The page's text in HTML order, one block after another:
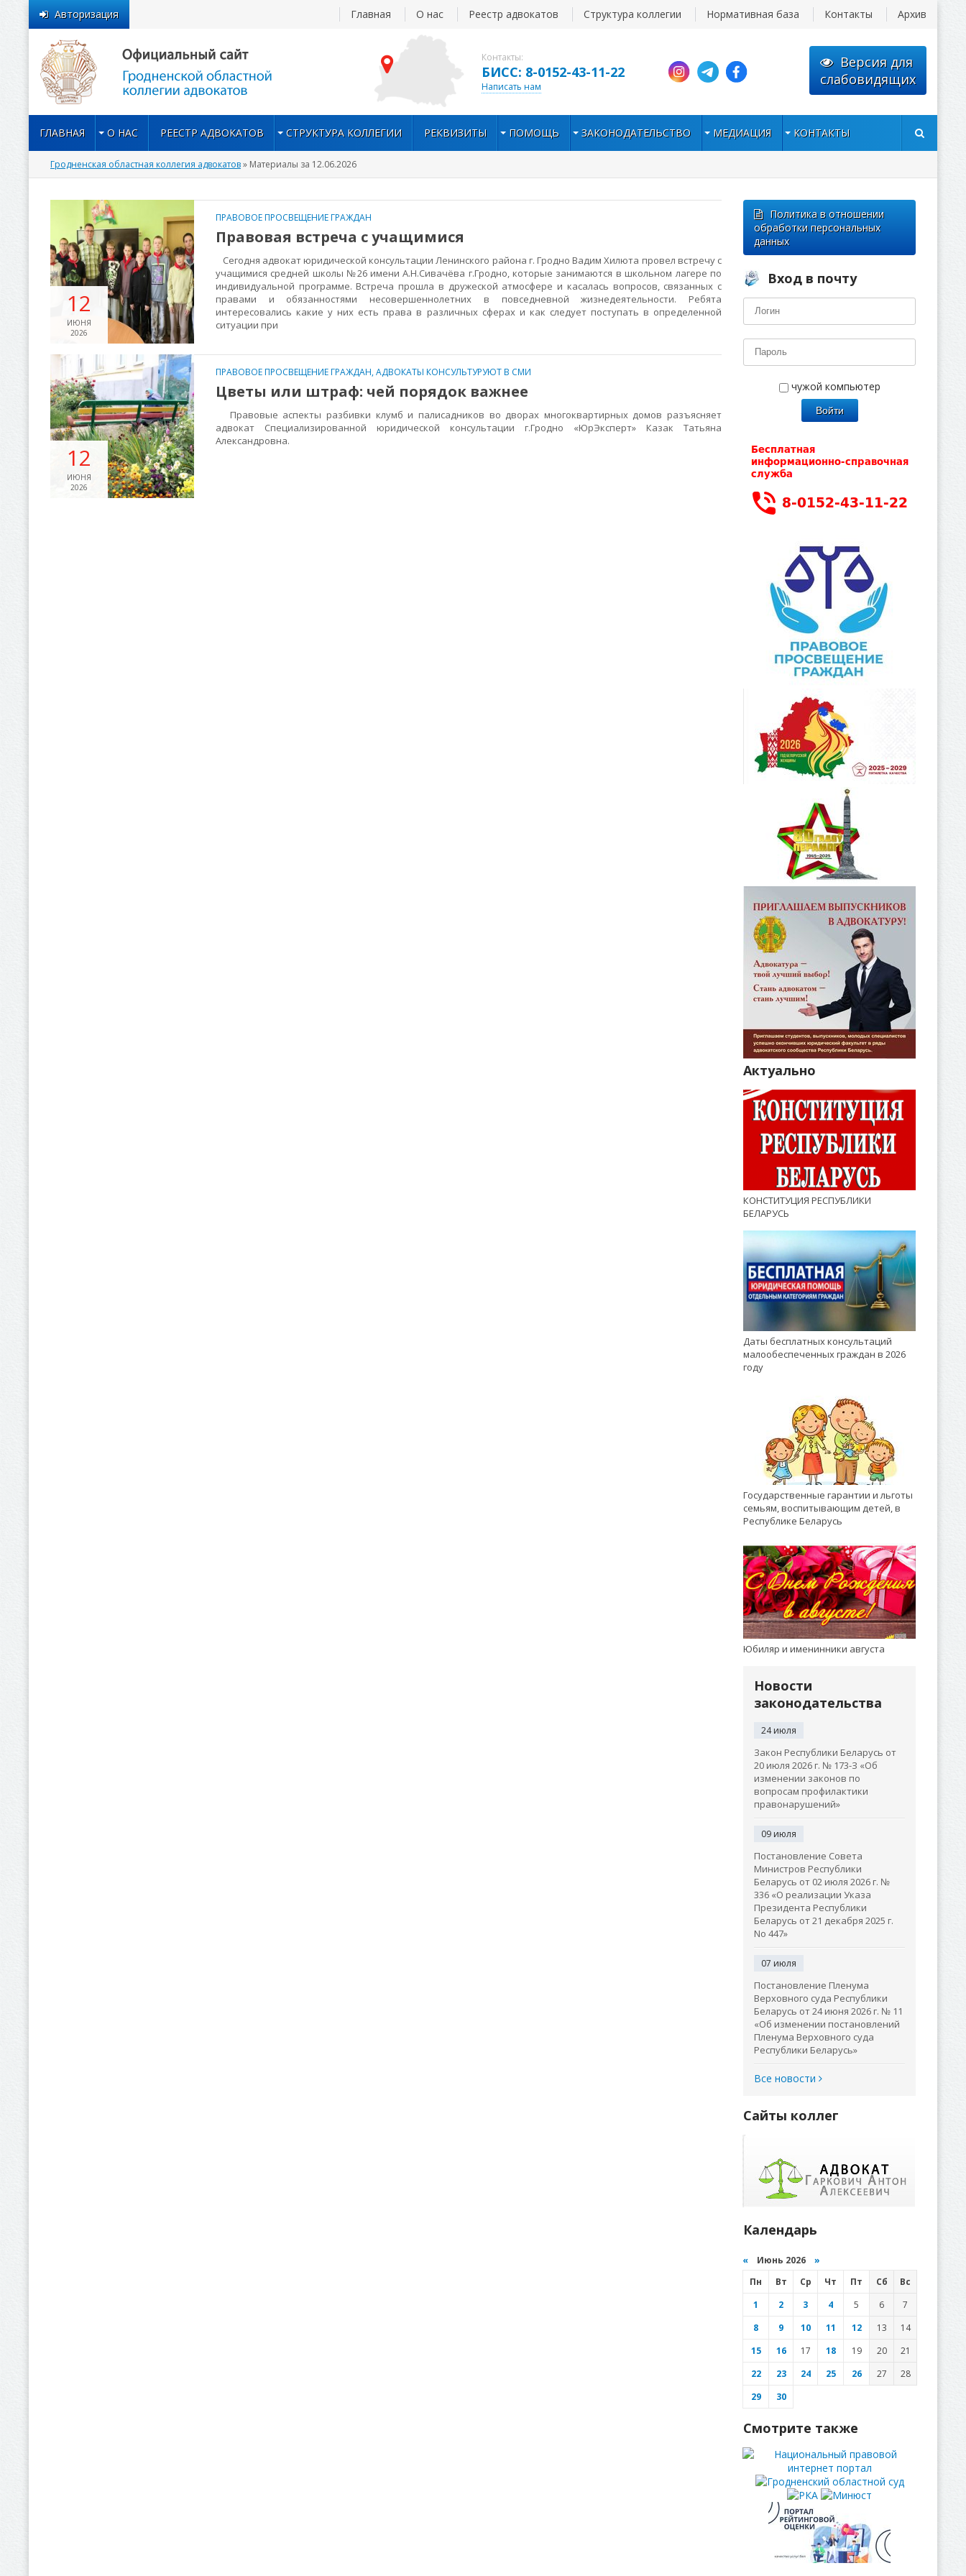
Контакты:
БИСС: 8-0152-43-11-22
Написать нам
Версия для
слабовидящих
Авторизация Главная О нас Реестр адвокатов Структура коллегии Нормативная база Контакты Архив
ГЛАВНАЯ О НАС РЕЕСТР АДВОКАТОВ СТРУКТУРА КОЛЛЕГИИ РЕКВИЗИТЫ ПОМОЩЬ ЗАКОНОДАТЕЛЬСТВО МЕДИАЦИЯ КОНТАКТЫ
Гродненская областная коллегия адвокатов» Материалы за 12.06.2026
12
ИЮНЯ
2026
ПРАВОВОЕ ПРОСВЕЩЕНИЕ ГРАЖДАН
Правовая встреча с учащимися
Сегодня адвокат юридической консультации Ленинского района г. Гродно Вадим Хилюта провел встречу с
учащимися средней школы №26 имени А.Н.Сивачёва г.Гродно, которые занимаются в школьном лагере по
индивидуальной программе. Встреча прошла в дружеской атмосфере и касалась вопросов, связанных с
правами и обязанностями несовершеннолетних в повседневной жизнедеятельности. Ребята
интересовались какие у них есть права в различных сферах и как следует поступать в определенной
ситуации при
12
ИЮНЯ
2026
ПРАВОВОЕ ПРОСВЕЩЕНИЕ ГРАЖДАН,АДВОКАТЫ КОНСУЛЬТУРУЮТ В СМИ
Цветы или штраф: чей порядок важнее
Правовые аспекты разбивки клумб и палисадников во дворах многоквартирных домов разъясняет
адвокат Специализированной юридической консультации г.Гродно «ЮрЭксперт» Казак Татьяна
Александровна.
Политика в отношении
обработки персональных
данных
Вход в почту
чужой компьютер
Актуально
КОНСТИТУЦИЯ РЕСПУБЛИКИ
БЕЛАРУСЬ
Даты бесплатных консультаций
малообеспеченных граждан в 2026
году
Государственные гарантии и льготы
семьям, воспитывающим детей, в
Республике Беларусь
Юбиляр и именинники августа
Новости
законодательства
24 июля
Закон Республики Беларусь от
20 июля 2026 г. № 173-З «Об
изменении законов по
вопросам профилактики
правонарушений»
09 июля
Постановление Совета
Министров Республики
Беларусь от 02 июля 2026 г. №
336 «О реализации Указа
Президента Республики
Беларусь от 21 декабря 2025 г.
No 447»
07 июля
Постановление Пленума
Верховного суда Республики
Беларусь от 24 июня 2026 г. № 11
«Об изменении постановлений
Пленума Верховного суда
Республики Беларусь»
Все новости
Сайты коллег
Календарь
« Июнь 2026 »
Пн
Вт Ср Чт Пт Сб
Вс
1
2 3 4 5 6
7
8
9 10 11 12 13
14
15
16 17 18 19 20
21
22
23 24 25 26 27
28
29
30
Смотрите также